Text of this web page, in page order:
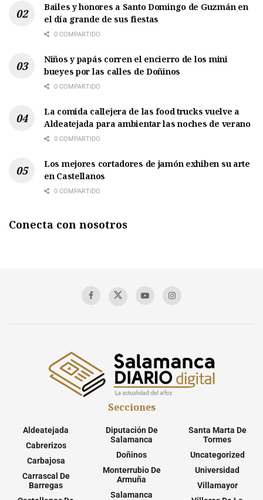
Bailes y honores a Santo Domingo de Guzmán en
el día grande de sus fiestas
0 COMPARTIDO
Niños y papás corren el encierro de los mini
bueyes por las calles de Doñinos
0 COMPARTIDO
La comida callejera de las food trucks vuelve a
Aldeatejada para ambientar las noches de verano
0 COMPARTIDO
Los mejores cortadores de jamón exhiben su arte
en Castellanos
0 COMPARTIDO
Conecta con nosotros
Secciones
Aldeatejada
Cabrerizos
Carbajosa
Carrascal De
Barregas
Diputación De
Salamanca
Doñinos
Monterrubio De
Armuña
Salamanca
Santa Marta De
Tormes
Uncategorized
Universidad
Villamayor